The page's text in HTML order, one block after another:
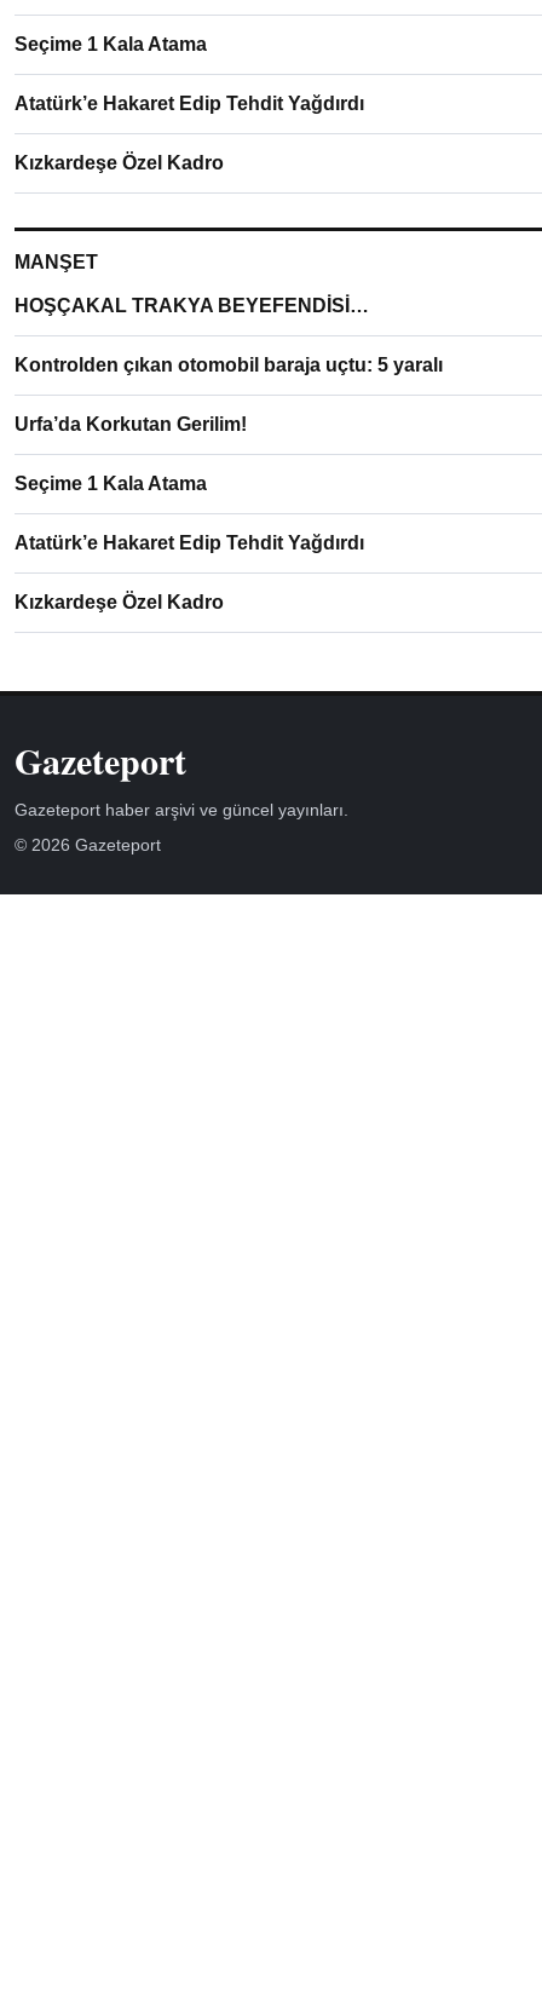
Seçime 1 Kala Atama
Atatürk’e Hakaret Edip Tehdit Yağdırdı
Kızkardeşe Özel Kadro
MANŞET
HOŞÇAKAL TRAKYA BEYEFENDİSİ…
Kontrolden çıkan otomobil baraja uçtu: 5 yaralı
Urfa’da Korkutan Gerilim!
Seçime 1 Kala Atama
Atatürk’e Hakaret Edip Tehdit Yağdırdı
Kızkardeşe Özel Kadro
Gazeteport
Gazeteport haber arşivi ve güncel yayınları.
© 2026 Gazeteport